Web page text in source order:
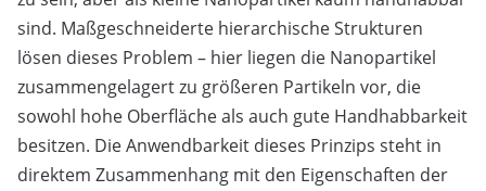
sind. Maßgeschneiderte hierarchische Strukturen
lösen dieses Problem – hier liegen die Nanopartikel
zusammengelagert zu größeren Partikeln vor, die
sowohl hohe Oberfläche als auch gute Handhabbarkeit
besitzen. Die Anwendbarkeit dieses Prinzips steht in
direktem Zusammenhang mit den Eigenschaften der